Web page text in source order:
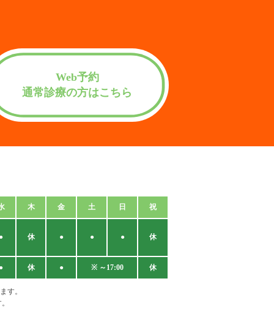
Web予約
通常診療の方はこちら
木 金 土 日 祝
休 ● ● ● 休
休 ● ※ ～17:00 休
す。